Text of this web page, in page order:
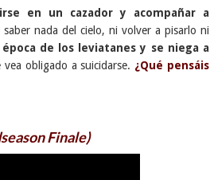
en un cazador y acompañar a
nada del cielo, ni volver a pisarlo ni
de los leviatanes y se niega a
obligado a suicidarse. ¿Qué pensáis
Finale)